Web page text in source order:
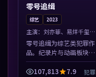
零号追缉
综艺 2023
主演： 刘亦菲、易烊千玺
等
零号追缉为综艺类犯罪作
品。纪录片与动画板块同
步更新，亚洲影视一站式
导览，支持关键词检索片
107,813 7.9 犯罪